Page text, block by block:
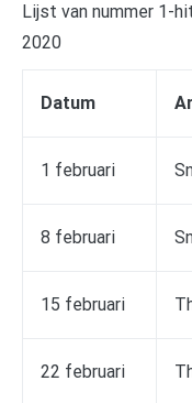
Lijst van nummer 1-
2020
Datum
1 februari
8 februari
15 februari
22 februari